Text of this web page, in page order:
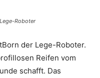
Roboter
der Lege-Roboter.
Reifen vom
schafft. Das